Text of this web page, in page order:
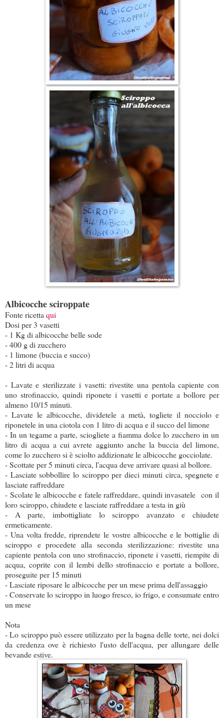
Albicocche sciroppate
Fonte ricetta qui
Dosi per 3 vasetti
- 1 Kg di albicocche belle sode
- 400 g di zucchero
- 1 limone (buccia e succo)
- 2 litri di acqua
- Lavate e sterilizzate i vasetti: rivestite una pentola capiente con
uno strofinaccio, quindi riponete i vasetti e portate a bollore per
almeno 10/15 minuti.
- Lavate le albicocche, dividetele a metà, togliete il nocciolo e
riponetele in una ciotola con 1 litro di acqua e il succo del limone
- In un tegame a parte, sciogliete a fiamma dolce lo zucchero in un
litro di acqua a cui avrete aggiunto anche la buccia del limone,
come lo zucchero si è sciolto addizionate le albicocche gocciolate.
- Scottate per 5 minuti circa, l'acqua deve arrivare quasi al bollore.
- Lasciate sobbollire lo sciroppo per dieci minuti circa, spegnete e
lasciate raffreddare
- Scolate le albicocche e fatele raffreddare, quindi invasatele con il
loro sciroppo, chiudete e lasciate raffreddare a testa in giù
- A parte, imbottigliate lo sciroppo avanzato e chiudete
ermeticamente.
- Una volta fredde, riprendete le vostre albicocche e le bottiglie di
sciroppo e procedete alla seconda sterilizzazione: rivestite una
capiente pentola con uno strofinaccio, riponete i vasetti, riempite di
acqua, coprite con il lembi dello strofinaccio e portate a bollore,
proseguite per 15 minuti
- Lasciate riposare le albicocche per un mese prima dell'assaggio
- Conservate lo sciroppo in luogo fresco, io frigo, e consumate entro
un mese
Nota
- Lo sciroppo può essere utilizzato per la bagna delle torte, nei dolci
da credenza ove è richiesto l'usto dell'acqua, per allungare delle
bevande estive.